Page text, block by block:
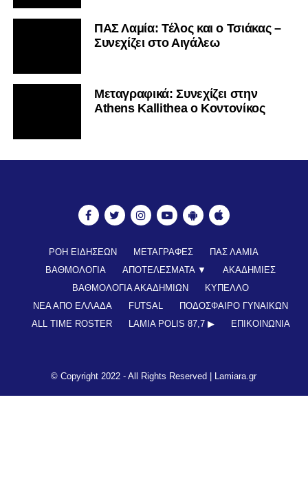
ΠΑΣ Λαμία: Τέλος και ο Τσιάκας –
Συνεχίζει στο Αιγάλεω
Mεταγραφικά: Συνεχίζει στην
Athens Kallithea ο Κοντονίκος
ΡΟΗ ΕΙΔΗΣΕΩΝ ΜΕΤΑΓΡΑΦΕΣ
ΠΑΣ ΛΑΜΙΑ
ΒΑΘΜΟΛΟΓΙΑ
ΑΠΟΤΕΛΕΣΜΑΤΑ ▼
ΑΚΑΔΗΜΙΕΣ
ΒΑΘΜΟΛΟΓΙΑ ΑΚΑΔΗΜΙΩΝ
ΚΥΠΕΛΛΟ
ΝΕΑ ΑΠΟ ΕΛΛΑΔΑ
FUTSAL
ΠΟΔΟΣΦΑΙΡΟ ΓΥΝΑΙΚΩΝ
ALL TIME ROSTER
LAMIA POLIS 87,7 ▶︎ ΕΠΙΚΟΙΝΩΝΊΑ
© Copyright 2022 - All Rights Reserved | Lamiara.gr